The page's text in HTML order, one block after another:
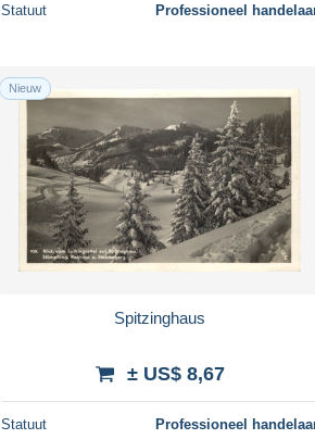
Statuut Professioneel
Nieuw
Spitzinghaus
± US$ 8,67
Statuut Professioneel